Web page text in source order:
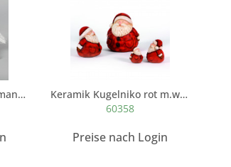
Keramik Kugel-Schneemann, schwarz/weiß brauner...
Keramik Kugelniko rot m.weißem Bart
60358
Preise nach Login